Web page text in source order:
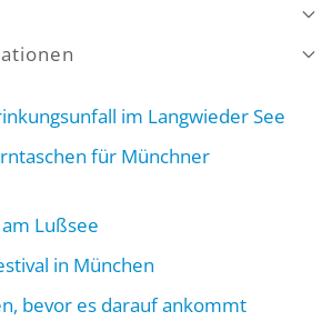
im Langwieder See
für Münchner
Lußsee
in München
bevor es darauf ankommt